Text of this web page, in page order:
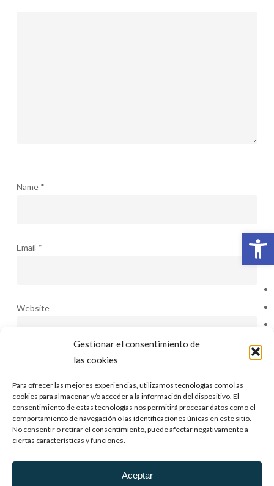
Abrir
Gestionar el consentimiento de
las cookies
Para ofrecer las mejores experiencias, utilizamos tecnologías como las
cookies para almacenar y/o acceder a la información del dispositivo. El
consentimiento de estas tecnologías nos permitirá procesar datos como el
comportamiento de navegación o las identificaciones únicas en este sitio.
No consentir o retirar el consentimiento, puede afectar negativamente a
ciertas características y funciones.
Aceptar
Name *
Email *
Website
Save my name, email, and website in this browser for the
next time I comment.